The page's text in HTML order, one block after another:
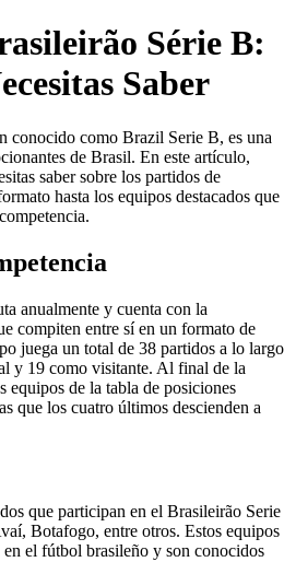
Série B:
Saber
conocido como Brazil Serie B, es una
de Brasil. En este artículo,
saber sobre los partidos de
hasta los equipos destacados que
anualmente y cuenta con la
compiten entre sí en un formato de
juega un total de 38 partidos a lo largo
y 19 como visitante. Al final de la
equipos de la tabla de posiciones
que los cuatro últimos descienden a
que participan en el Brasileirão Serie
Botafogo, entre otros. Estos equipos
el fútbol brasileño y son conocidos